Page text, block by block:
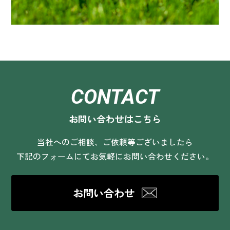
CONTACT
お問い合わせはこちら
当社へのご相談、ご依頼等ございましたら
下記のフォームにてお気軽にお問い合わせください。
お問い合わせ